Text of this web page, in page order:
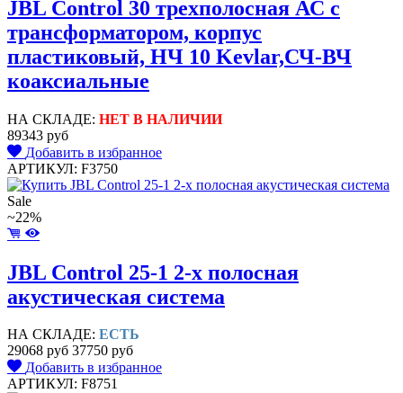
JBL Control 30 трехполосная АС с
трансформатором, корпус
пластиковый, НЧ 10 Kevlar,СЧ-ВЧ
коаксиальные
НА СКЛАДЕ: НЕТ В НАЛИЧИИ
89343 руб
Добавить в избранное
АРТИКУЛ: F3750
Sale
~22%
JBL Control 25-1 2-х полосная
акустическая система
НА СКЛАДЕ: ЕСТЬ
29068 руб 37750 руб
Добавить в избранное
АРТИКУЛ: F8751